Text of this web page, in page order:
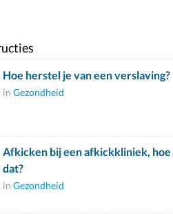
Hoe herstel je van een verslaving?
in Gezondheid
Afkicken bij een afkickkliniek,
dat?
in Gezondheid